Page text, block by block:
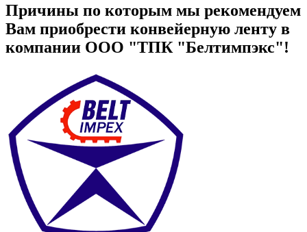
Причины по которым мы рекомендуем
Вам приобрести конвейерную ленту в
компании ООО "ТПК "Белтимпэкс"!